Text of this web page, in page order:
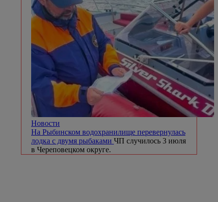
Новости
На Рыбинском водохранилище перевернулась
лодка с двумя рыбаками ЧП случилось 3 июля
в Череповецком округе.